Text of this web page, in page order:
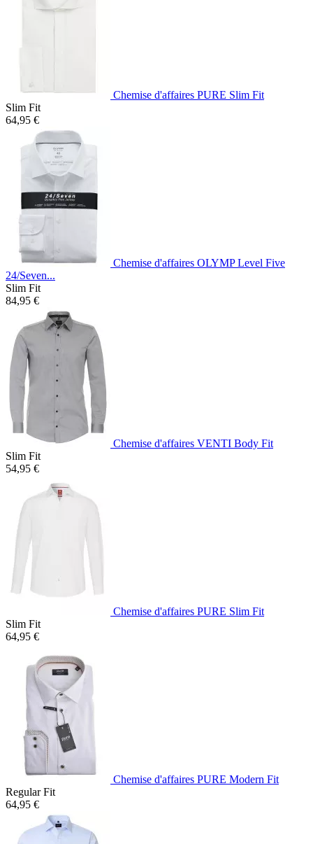
Chemise d'affaires PURE Slim Fit
Slim Fit
64,95 €
Chemise d'affaires OLYMP Level Five
24/Seven...
Slim Fit
84,95 €
Chemise d'affaires VENTI Body Fit
Slim Fit
54,95 €
Chemise d'affaires PURE Slim Fit
Slim Fit
64,95 €
Chemise d'affaires PURE Modern Fit
Regular Fit
64,95 €